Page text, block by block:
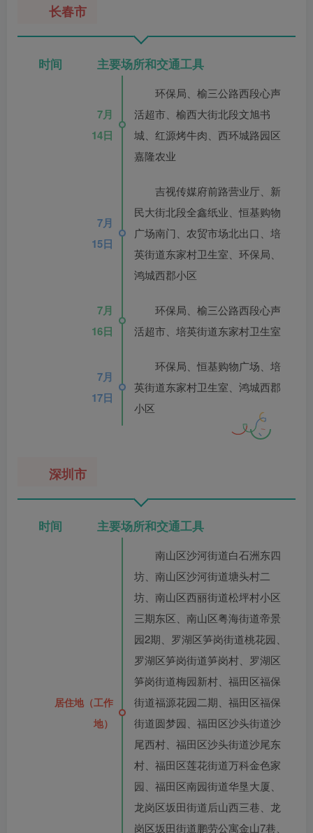
长春市
时间 主要场所和交通工具
7月
14日
环保局、榆三公路西段心声
活超市、榆西大街北段文旭书
城、红源烤牛肉、西环城路园区
嘉隆农业
7月
15日
吉视传媒府前路营业厅、新
民大街北段全鑫纸业、恒基购物
广场南门、农贸市场北出口、培
英街道东家村卫生室、环保局、
鸿城西郡小区
7月
16日
环保局、榆三公路西段心声
活超市、培英街道东家村卫生室
7月
17日
环保局、恒基购物广场、培
英街道东家村卫生室、鸿城西郡
小区
深圳市
时间 主要场所和交通工具
居住地（工作
地）
南山区沙河街道白石洲东四
坊、南山区沙河街道塘头村二
坊、南山区西丽街道松坪村小区
三期东区、南山区粤海街道帝景
园2期、罗湖区笋岗街道桃花园、
罗湖区笋岗街道笋岗村、罗湖区
笋岗街道梅园新村、福田区福保
街道福源花园二期、福田区福保
街道圆梦园、福田区沙头街道沙
尾西村、福田区沙头街道沙尾东
村、福田区莲花街道万科金色家
园、福田区南园街道华垦大厦、
龙岗区坂田街道后山西三巷、龙
岗区坂田街道鹏劳公寓金山7巷、